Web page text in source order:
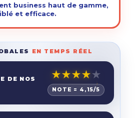
business haut de gamme,
et efficace.
EN TEMPS RÉEL
DE NOS
★★★★★
NOTE = 4,15/5